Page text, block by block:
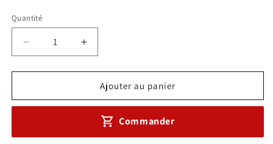
Quantité
Réduire
la
quantité
Ensemble
++MARRON
Augmenter
la
quantité
Ensemble
joker
++MARRON
Ajouter au panier
Commander